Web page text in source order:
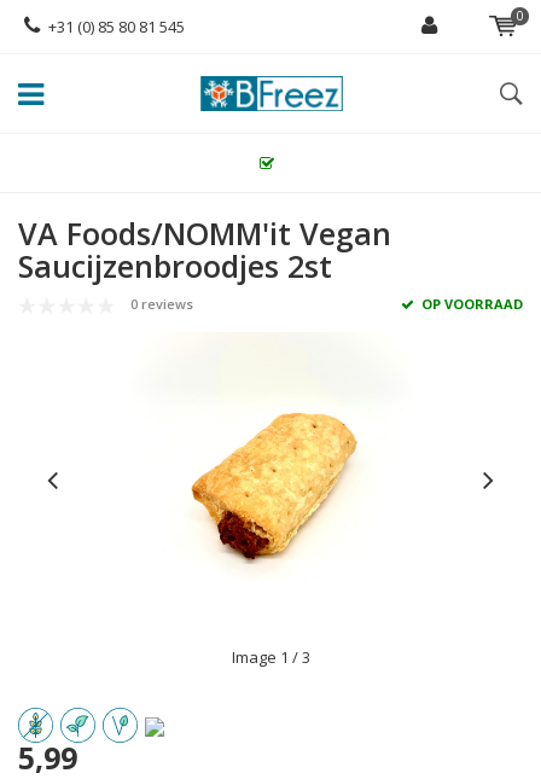
+31 (0) 85 80 81 545 0
VA Foods/NOMM'it Vegan
Saucijzenbroodjes 2st
0 reviews OP VOORRAAD
Image 1 / 3
5,99